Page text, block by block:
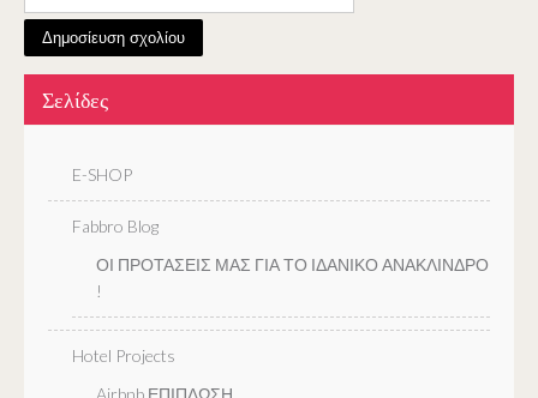
Σελίδες
E-SHOP
Fabbro Blog
ΟΙ ΠΡΟΤΑΣΕΙΣ ΜΑΣ ΓΙΑ ΤΟ ΙΔΑΝΙΚΟ ΑΝΑΚΛΙΝΔΡΟ
!
Hotel Projects